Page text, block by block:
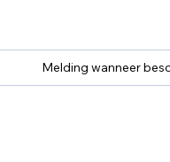
Melding wanneer